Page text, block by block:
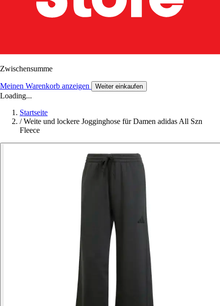
Zwischensumme
Meinen Warenkorb anzeigen Weiter einkaufen
Loading...
Startseite
/ Weite und lockere Jogginghose für Damen adidas All Szn
Fleece